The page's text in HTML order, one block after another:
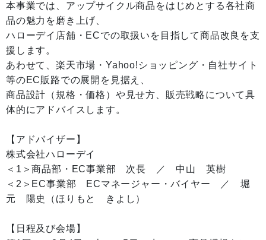
本事業では、アップサイクル商品をはじめとする各社商
品の魅力を磨き上げ、
ハローデイ店舗・ECでの取扱いを目指して商品改良を支
援します。
あわせて、楽天市場・Yahoo!ショッピング・自社サイト
等のEC販路での展開を見据え、
商品設計（規格・価格）や見せ方、販売戦略について具
体的にアドバイスします。
【アドバイザー】
株式会社ハローデイ
＜1＞商品部・EC事業部 次長 ／ 中山 英樹
＜2＞EC事業部 ECマネージャー・バイヤー ／ 堀
元 陽史（ほりもと きよし）
【日程及び会場】